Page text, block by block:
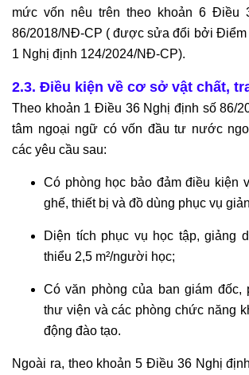
mức vốn nêu trên theo khoản 6 Điều
86/2018/NĐ-CP ( được sửa đổi bởi Điểm
1 Nghị định 124/2024/NĐ-CP).
2.3. Điều kiện về cơ sở vật chất,
Theo khoản 1 Điều 36 Nghị định số 86/
tâm ngoại ngữ có vốn đầu tư nước
các yêu cầu sau:
Có phòng học bảo đảm điều kiện
ghế, thiết bị và đồ dùng phục vụ
Diện tích phục vụ học tập, giảng
thiểu 2,5 m²/người học;
Có văn phòng của ban giám đốc,
thư viện và các phòng chức năng
động đào tạo.
Ngoài ra, theo khoản 5 Điều 36 Nghị